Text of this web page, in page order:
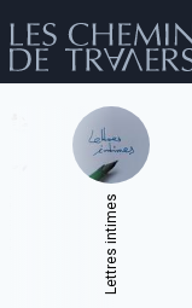
agenda
Lettres intimes